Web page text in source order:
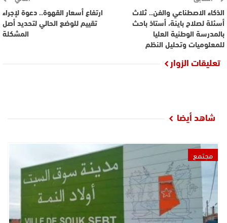
الذكاء الاصطناعي والفن.. ثلاث
أسئلة لصلاح باينة، أستاذ باحث
بالمدرسة الوطنية العليا
للمعلوميات وتحليل النظم
ارتفاع أسعار القهوة.. دعوة لإجراء
تقييم للوضع الحالي لتحديد أصل
المشكلة
تعليقات الزوار
شاهد أيضا
مجتمع